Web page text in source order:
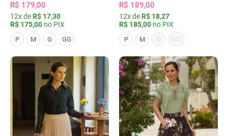
R$ 179,00
12x de R$ 17,30
R$ 175,00 no PIX
P M G GG
R$ 189,00
12x de R$ 18,27
R$ 185,00 no PIX
P M G GG